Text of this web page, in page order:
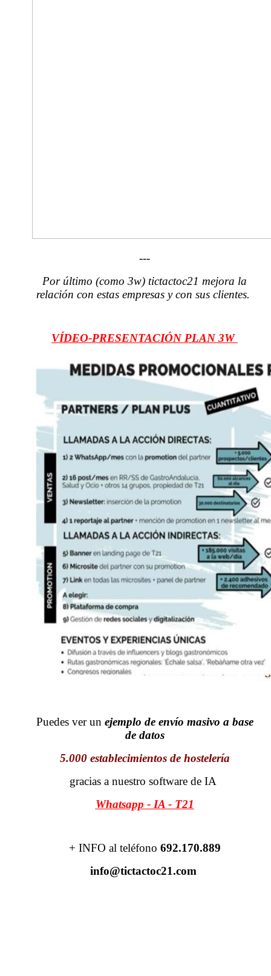
---
Por último (como 3w) tictactoc21 mejora la
relación con estas empresas y con sus clientes.
VÍDEO-PRESENTACIÓN PLAN 3W
Puedes ver un ejemplo de envío masivo a base
de datos
5.000 establecimientos de hostelería
gracias a nuestro software de IA
Whatsapp - IA - T21
+ INFO al teléfono 692.170.889
info@tictactoc21.com